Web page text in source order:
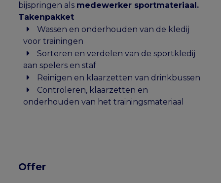
bijspringen als medewerker sportmateriaal.
Takenpakket
Wassen en onderhouden van de kledij
voor trainingen
Sorteren en verdelen van de sportkledij
aan spelers en staf
Reinigen en klaarzetten van drinkbussen
Controleren, klaarzetten en
onderhouden van het trainingsmateriaal
Offer